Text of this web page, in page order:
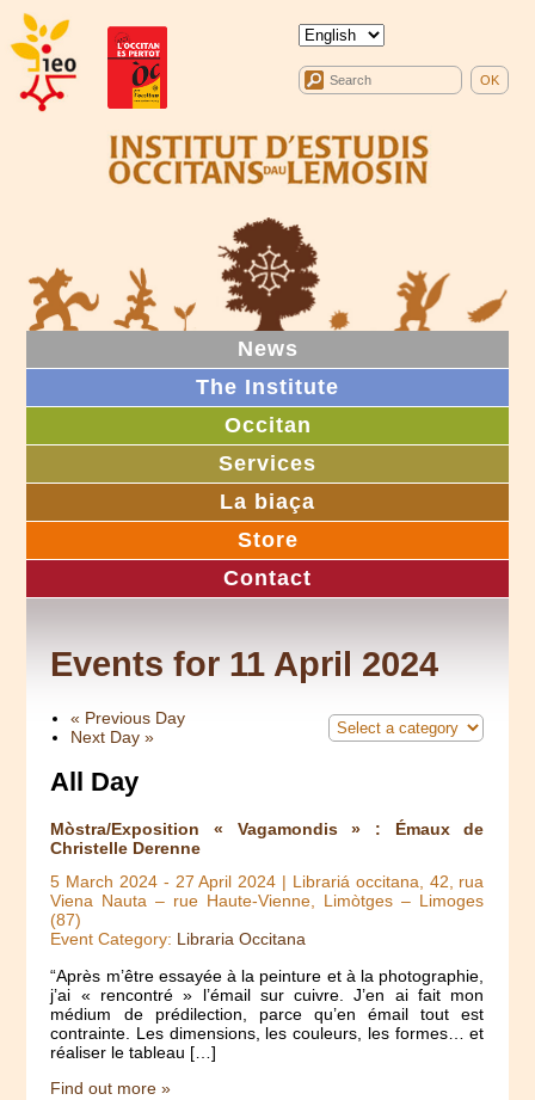
News
The Institute
Occitan
Services
La biaça
Store
Contact
Events for 11 April 2024
« Previous Day
Next Day»
All Day
Mòstra/Exposition « Vagamondis » : Émaux de
Christelle Derenne
5 March 2024 - 27 April 2024 | Librariá occitana, 42, rua
Viena Nauta – rue Haute-Vienne, Limòtges – Limoges
(87)
Event Category: Libraria Occitana
“Après m’être essayée à la peinture et à la photographie,
j’ai « rencontré » l’émail sur cuivre. J’en ai fait mon
médium de prédilection, parce qu’en émail tout est
contrainte. Les dimensions, les couleurs, les formes… et
réaliser le tableau […]
Find out more »